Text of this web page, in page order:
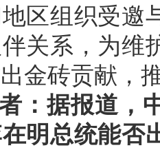
区组织受邀
关系，为维
金砖贡献，
：据报道，
明总统能否